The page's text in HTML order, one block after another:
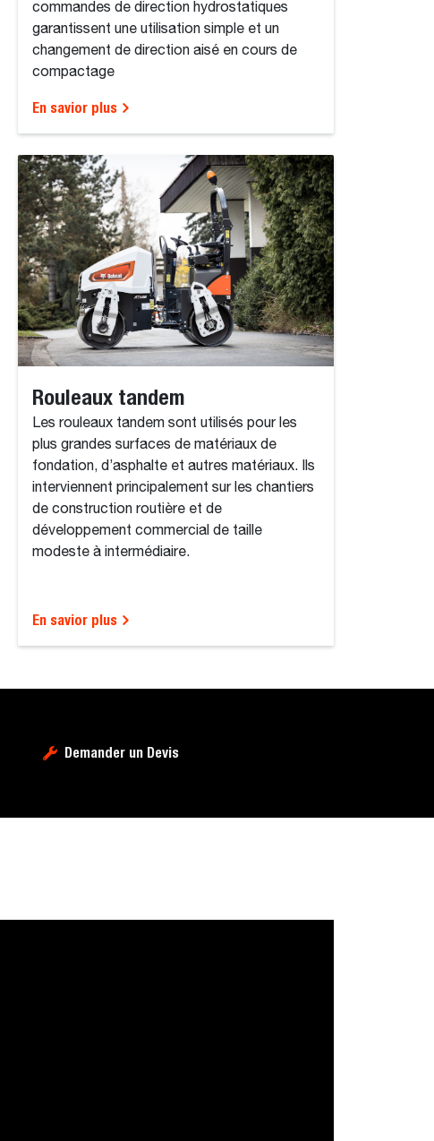
commandes de direction hydrostatiques
garantissent une utilisation simple et un
changement de direction aisé en cours de
compactage
En savior plus
Rouleaux tandem
Les rouleaux tandem sont utilisés pour les
plus grandes surfaces de matériaux de
fondation, d’asphalte et autres matériaux. Ils
interviennent principalement sur les chantiers
de construction routière et de
développement commercial de taille
modeste à intermédiaire.
En savior plus
Demander un Devis